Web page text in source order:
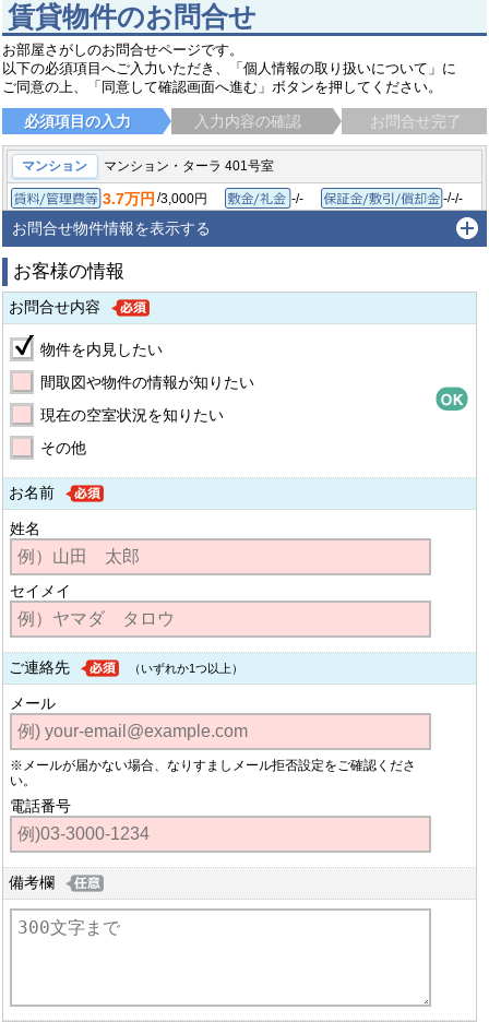
賃貸物件のお問合せ
お部屋さがしのお問合せページです。
以下の必須項目へご入力いただき、「個人情報の取り扱いについて」に
ご同意の上、「同意して確認画面へ進む」ボタンを押してください。
必須項目の入力 入力内容の確認 お問合せ完了
マンション マンション・ターラ 401号室
賃料/管理費等
3.7万円 /3,000円 敷金/礼金
-/- -/-/-
間取り/専有面積
1DK/27.25㎡
高知市潮新町とさでん交通桟橋線 桟橋通一丁目駅 徒歩6分
お問合せ物件情報を表示する
お客様の情報
お問合せ内容
物件を内見したい
間取図や物件の情報が知りたい
現在の空室状況を知りたい
その他
お名前
姓名
セイメイ
ご連絡先 （いずれか1つ以上）
メール
※メールが届かない場合、なりすましメール拒否設定をご確認くださ
い。
電話番号
備考欄